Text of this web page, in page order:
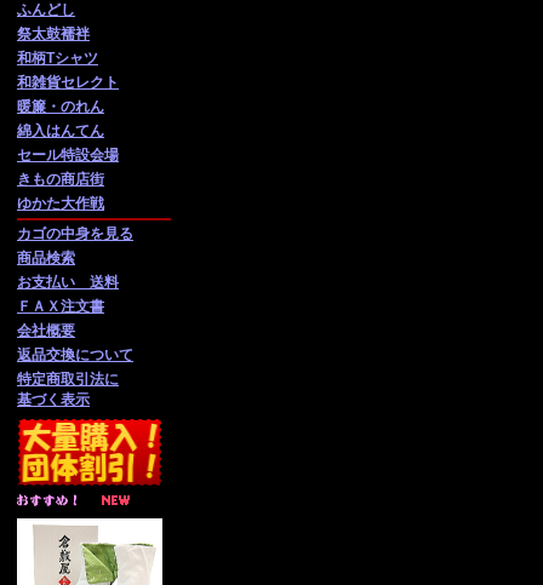
ふんどし
祭太鼓襦袢
和柄Tシャツ
和雑貨セレクト
暖簾・のれん
綿入はんてん
セール特設会場
きもの商店街
ゆかた大作戦
カゴの中身を見る
商品検索
お支払い 送料
ＦＡＸ注文書
会社概要
返品交換について
特定商取引法に
基づく表示